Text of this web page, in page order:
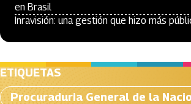
en Brasil
Inravisión: una gestión que hizo más
ETIQUETAS
Procuraduria General de la